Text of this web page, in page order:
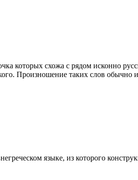
которых схожа с рядом исконно
Произношение таких слов обычно
языке, из которого